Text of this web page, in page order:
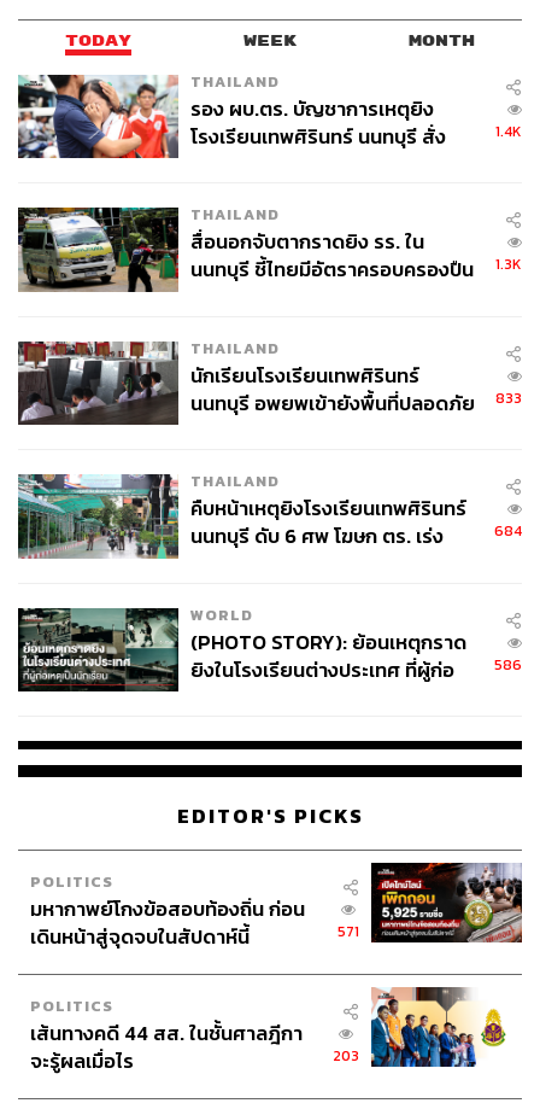
TODAY WEEK MONTH
THAILAND
รอง ผบ.ตร. บัญชาการเหตุยิง
โรงเรียนเทพศิรินทร์ นนทบุรี สั่ง
1.4K
THAILAND
สื่อนอกจับตากราดยิง รร. ใน
นนทบุรี ชี้ไทยมีอัตราครอบครองปืน
1.3K
THAILAND
นักเรียนโรงเรียนเทพศิรินทร์
นนทบุรี อพยพเข้ายังพื้นที่ปลอดภัย
833
THAILAND
คืบหน้าเหตุยิงโรงเรียนเทพศิรินทร์
นนทบุรี ดับ 6 ศพ โฆษก ตร. เร่ง
684
WORLD
(PHOTO STORY): ย้อนเหตุกราด
ยิงในโรงเรียนต่างประเทศ ที่ผู้ก่อ
586
EDITOR'S PICKS
POLITICS
มหากาพย์โกงข้อสอบท้องถิ่น ก่อน
เดินหน้าสู่จุดจบในสัปดาห์นี้
571
POLITICS
เส้นทางคดี 44 สส. ในชั้นศาลฎีกา
จะรู้ผลเมื่อไร
203